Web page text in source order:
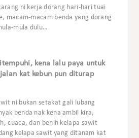
ni kerja dorang hari-hari tuai
macam-macam benda yang dorang
mula dulu…
kena lalu paya untuk
kat kebun pun diturap
ni bukan setakat gali lubang
benda nak kena ambil kira,
cuaca, dan benih kelapa sawit
kelapa sawit yang ditanam kat